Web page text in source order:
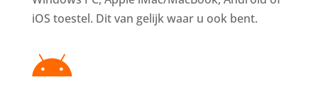
iOS toestel. Dit van gelijk waar u ook bent.
